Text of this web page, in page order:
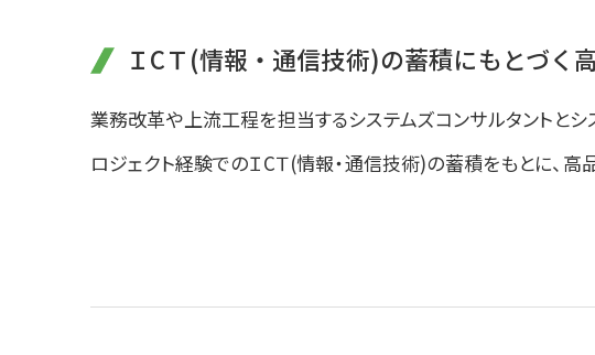
ＩCＴ(情報・通信技術)の蓄積にもとづく
業務改革や上流工程を担当するシステムズコンサルタントと
ロジェクト経験でのＩCＴ(情報・通信技術)の蓄積をもとに、高